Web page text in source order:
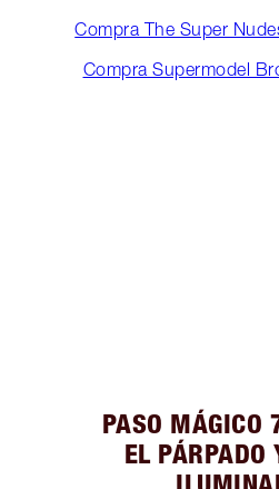
Compra The Super
Compra Supermodel
PASO MÁGICO
EL PÁRPADO